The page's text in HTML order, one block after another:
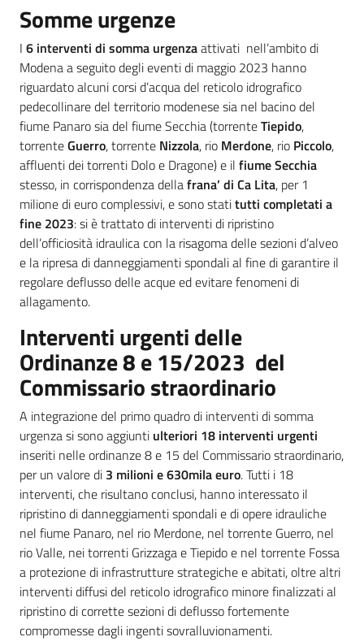
sostegno
Partecipazione
e
formazione
Somme urgenze
I 6 interventi di somma urgenzaattivati nell’ambito di
Modena a seguito degli eventi di maggio 2023 hanno
riguardato alcuni corsi d’acqua del reticolo idrografico
pedecollinare del territorio modenese sia nel bacino del
fiume Panaro sia del fiume Secchia (torrenteTiepido,
torrenteGuerro, torrente Nizzola, rio Merdone, rio Piccolo,
affluenti dei torrenti Dolo e Dragone) e il fiume Secchia
stesso, in corrispondenza dellafrana’ di Ca Lita, per 1
milione di euro complessivi, e sono statitutti completati a
fine 2023: si è trattato di interventi di ripristino
dell’officiosità idraulica con la risagoma delle sezioni d’alveo
e la ripresa di danneggiamenti spondali al fine di garantire il
regolare deflusso delle acque ed evitare fenomeni di
allagamento.
Interventi urgenti delle
Ordinanze 8 e 15/2023 del
Commissario straordinario
A integrazione del primo quadro di interventi di somma
urgenza si sono aggiunti ulteriori 18 interventi urgenti
inseriti nelle ordinanze 8 e 15 del Commissario straordinario,
per un valore di 3 milioni e 630mila euro.Tutti i 18
interventi, che risultano conclusi, hanno interessato il
ripristino di danneggiamenti spondali e di opere idrauliche
nel fiume Panaro, nel rio Merdone, nel torrente Guerro, nel
rio Valle, nei torrenti Grizzaga e Tiepido e nel torrente Fossa
a protezione di infrastrutture strategiche e abitati, oltre altri
interventi diffusi del reticolo idrografico minore finalizzati al
ripristino di corrette sezioni di deflusso fortemente
compromesse dagli ingenti sovralluvionamenti.